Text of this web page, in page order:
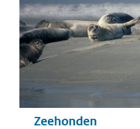
Zeehonden